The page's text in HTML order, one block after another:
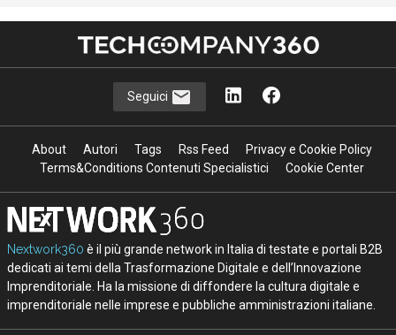
Seguici
About Autori Tags Rss Feed
Privacy e Cookie Policy
Terms&Conditions Contenuti Specialistici
Cookie Center
Nextwork360 è il più grande network in Italia di testate e portali B2B
dedicati ai temi della Trasformazione Digitale e dell’Innovazione
Imprenditoriale. Ha la missione di diffondere la cultura digitale e
imprenditoriale nelle imprese e pubbliche amministrazioni italiane.